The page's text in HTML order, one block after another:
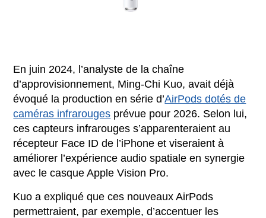
En juin 2024, l’analyste de la chaîne
d’approvisionnement, Ming-Chi Kuo, avait déjà
évoqué la production en série d’AirPods dotés de
caméras infrarouges prévue pour 2026. Selon lui,
ces capteurs infrarouges s’apparenteraient au
récepteur Face ID de l’iPhone et viseraient à
améliorer l’expérience audio spatiale en synergie
avec le casque Apple Vision Pro.
Kuo a expliqué que ces nouveaux AirPods
permettraient, par exemple, d’accentuer les